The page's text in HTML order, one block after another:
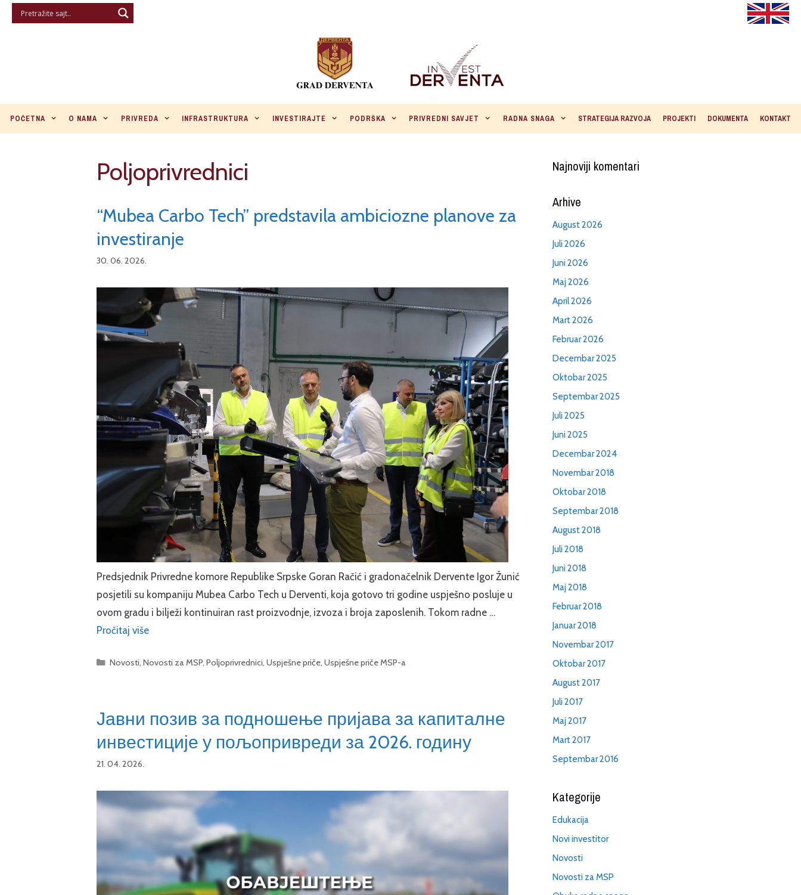
POČETNA O NAMA PRIVREDA INFRASTRUKTURA INVESTIRAJTE PODRŠKA PRIVREDNI SAVJET RADNA SNAGA STRATEGIJA RAZVOJA PROJEKTI DOKUMENTA KONTAKT
Poljoprivrednici
“Mubea Carbo Tech” predstavila ambiciozne planove za
investiranje
30. 06. 2026.
Predsjednik Privredne komore Republike Srpske Goran Račić i gradonačelnik Dervente Igor Žunić
posjetili su kompaniju Mubea Carbo Tech u Derventi, koja gotovo tri godine uspješno posluje u
ovom gradu i bilježi kontinuiran rast proizvodnje, izvoza i broja zaposlenih. Tokom radne …
Pročitaj više
Categories
Novosti, Novosti za MSP, Poljoprivrednici, Uspješne priče, Uspješne priče MSP-a
Јавни позив за подношење пријава за капиталне
инвестиције у пољопривреди за 2026. годину
21. 04. 2026.
Najnoviji komentari
Arhive
August 2026
Juli 2026
Juni 2026
Maj 2026
April 2026
Mart 2026
Februar 2026
Decembar 2025
Oktobar 2025
Septembar 2025
Juli 2025
Juni 2025
Decembar 2024
Novembar 2018
Oktobar 2018
Septembar 2018
August 2018
Juli 2018
Juni 2018
Maj 2018
Februar 2018
Januar 2018
Novembar 2017
Oktobar 2017
August 2017
Juli 2017
Maj 2017
Mart 2017
Septembar 2016
Kategorije
Edukacija
Novi investitor
Novosti
Novosti za MSP